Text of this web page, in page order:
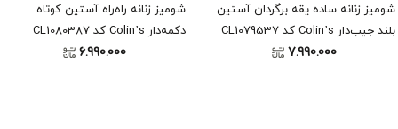
شومیز زنانه ساده یقه برگردان آستین
بلند جیب‌دار Colin’s کد CL1079537
7.990.000
شومیز زنانه راه‌راه آستین کوتاه
دکمه‌دار Colin’s کد CL1080387
6.990.000